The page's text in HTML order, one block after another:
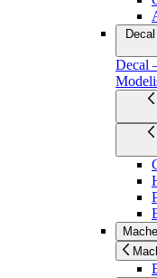
Decal
Decal – Piese Foto-Gravate și Zimmerit
Decal – Piese Foto-Gravate și Zimmerit